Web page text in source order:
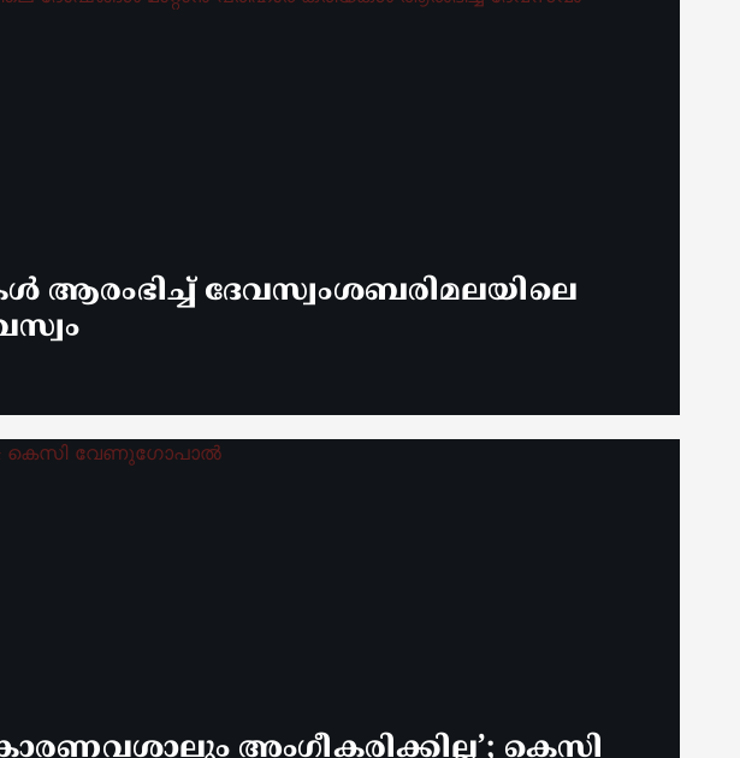
ആരംഭിച്ച് ദേവസ്വംശബരിമലയിലെ
അം​ഗീകരിക്കില്ല’; കെസി